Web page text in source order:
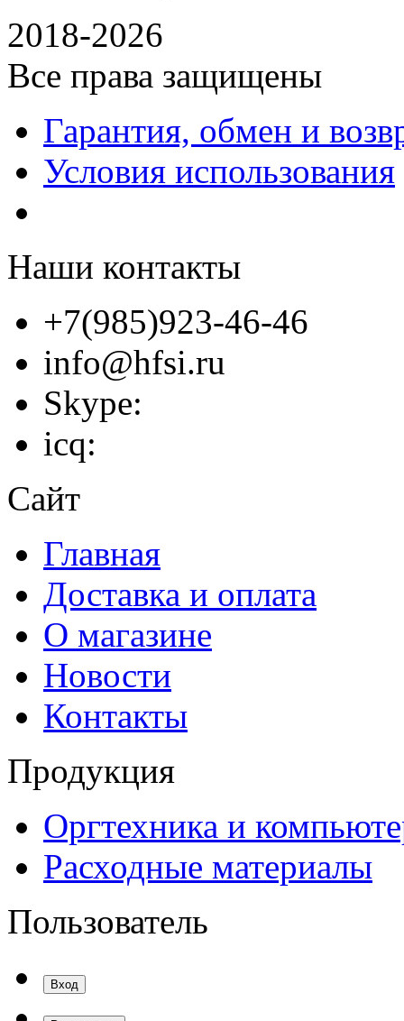
2018-2026
Все права защищены
Гарантия, обмен и
Условия использования
Наши контакты
+7(985)923-46-46
info@hfsi.ru
Skype:
icq:
Сайт
Главная
Доставка и оплата
О магазине
Новости
Контакты
Продукция
Оргтехника и
Расходные материалы
Пользователь
Вход